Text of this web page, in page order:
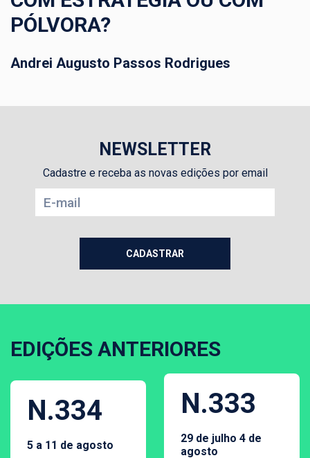
PÓLVORA?
Andrei Augusto Passos Rodrigues
NEWSLETTER
Cadastre e receba as novas edições por email
EDIÇÕES ANTERIORES
N.334
5 a 11 de agosto
N.333
29 de julho 4 de
agosto